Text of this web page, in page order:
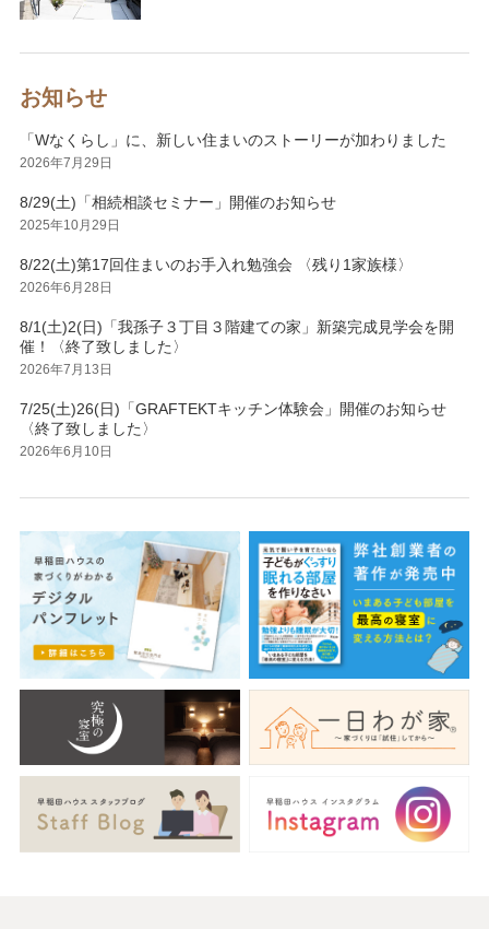
お知らせ
「Wなくらし」に、新しい住まいのストーリーが加わりました
2026年7月29日
8/29(土)「相続相談セミナー」開催のお知らせ
2025年10月29日
8/22(土)第17回住まいのお手入れ勉強会 〈残り1家族様〉
2026年6月28日
8/1(土)2(日)「我孫子３丁目３階建ての家」新築完成見学会を開
催！〈終了致しました〉
2026年7月13日
7/25(土)26(日)「GRAFTEKTキッチン体験会」開催のお知らせ
〈終了致しました〉
2026年6月10日